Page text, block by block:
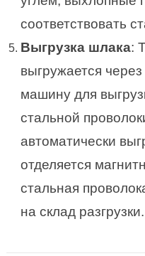
соответствовать
Выгрузка шлака:
выгружается
машину для
стальной
автоматически
отделяется
стальная
на склад